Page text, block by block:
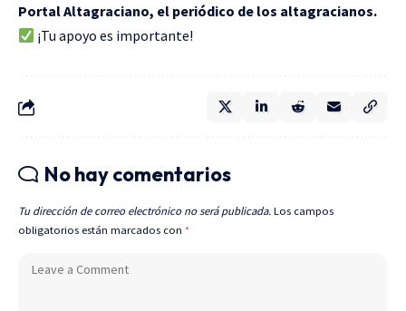
Portal Altagraciano, el periódico de los altagracianos.
¡Tu apoyo es importante!
No hay comentarios
Tu dirección de correo electrónico no será publicada. Los campos
obligatorios están marcados con *